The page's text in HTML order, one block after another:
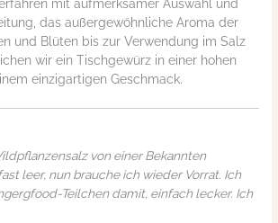
mit aufmerksamer Auswahl und
das außergewöhnliche Aroma der
und Blüten bis zur Verwendung im Salz
wir ein Tischgewürz in einer hohen
einzigartigen Geschmack.
von einer Bekannten
leer, nun brauche ich wieder Vorrat. Ich
Teilchen damit, einfach lecker. Ich